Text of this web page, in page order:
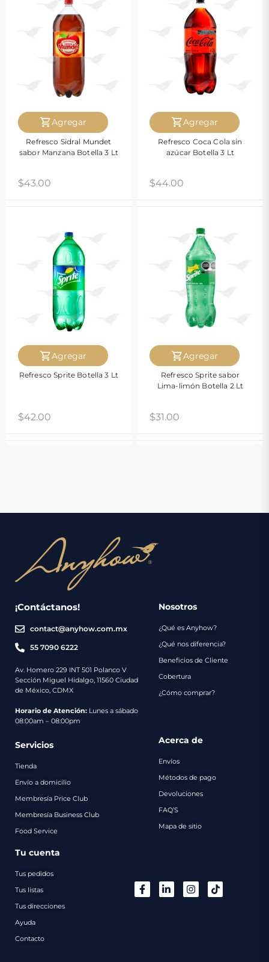
Agregar
Refresco Sidral Mundet
sabor Manzana Botella 3 Lt
$43.00
Agregar
Refresco Coca Cola sin
azúcar Botella 3 Lt
$44.00
Agregar
Refresco Sprite Botella 3 Lt
$42.00
Agregar
Refresco Sprite sabor
Lima-limón Botella 2 Lt
$31.00
¡Contáctanos!
contact@anyhow.com.mx
55 7090 6222
Av. Homero 229 INT 501 Polanco V
Sección Miguel Hidalgo, 11560 Ciudad
de México, CDMX
Horario de Atención: Lunes a sábado
08:00am – 08:00pm
Nosotros
¿Qué es Anyhow?
¿Qué nos diferencia?
Beneficios de Cliente
Cobertura
¿Cómo comprar?
Servicios
Tienda
Envío a domicilio
Membresía Price Club
Membresía Business Club
Food Service
Acerca de
Envíos
Métodos de pago
Devoluciones
FAQ’S
Mapa de sitio
Tu cuenta
Tus pedidos
Tus listas
Tus direcciones
Ayuda
Contacto